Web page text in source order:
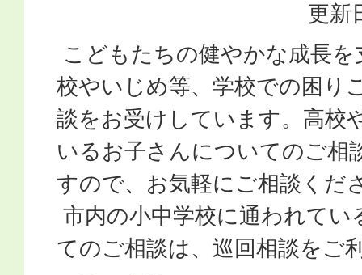
更新
こどもたちの健やかな成長
校やいじめ等、学校での困り
談をお受けしています。高校
いるお子さんについてのご相
すので、お気軽にご相談くだ
市内の小中学校に通われてい
てのご相談は、巡回相談をご